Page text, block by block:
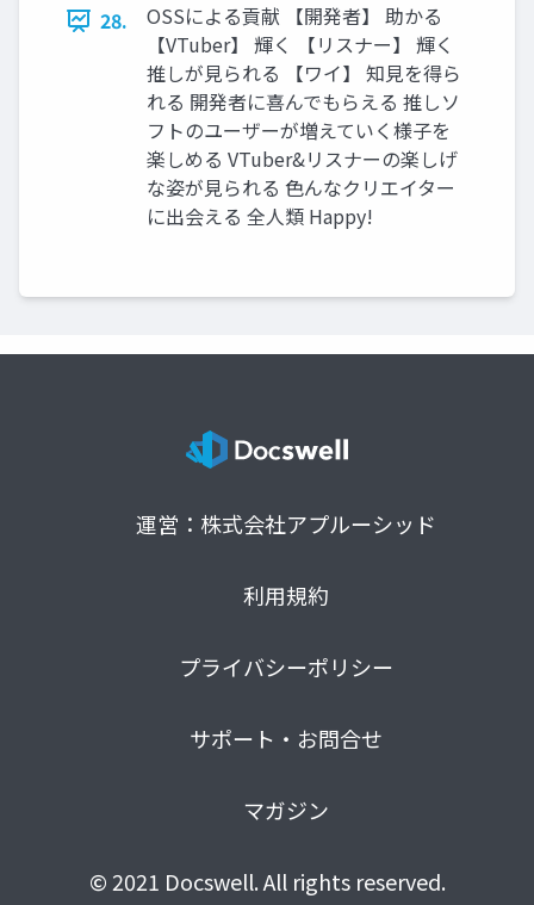
28.
OSSによる貢献 【開発者】 助かる
【VTuber】 輝く 【リスナー】 輝く
推しが見られる 【ワイ】 知見を得ら
れる 開発者に喜んでもらえる 推しソ
フトのユーザーが増えていく様子を
楽しめる VTuber&リスナーの楽しげ
な姿が見られる 色んなクリエイター
に出会える 全人類 Happy!
運営：株式会社アプルーシッド
利用規約
プライバシーポリシー
サポート・お問合せ
マガジン
© 2021 Docswell. All rights reserved.